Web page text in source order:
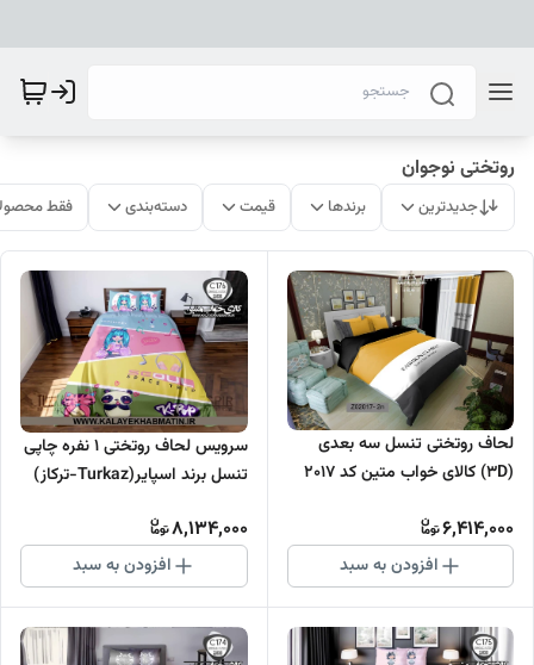
روتختی نوجوان
جدیدترین برندها قیمت دسته‌بندی فقط
لحاف روتختی تنسل سه بعدی
(3D) کالای خواب متین کد 2017
6,414,000
افزودن به سبد
سرویس لحاف روتختی 1 نفره چاپی
تنسل برند اسپایر(Turkaz-ترکاز)
8,134,000
افزودن به سبد